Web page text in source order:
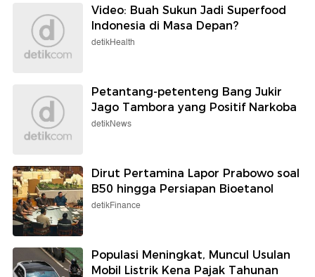
Video: Buah Sukun Jadi Superfood
Indonesia di Masa Depan?
detikHealth
Petantang-petenteng Bang Jukir
Jago Tambora yang Positif Narkoba
detikNews
Dirut Pertamina Lapor Prabowo soal
B50 hingga Persiapan Bioetanol
detikFinance
Populasi Meningkat, Muncul Usulan
Mobil Listrik Kena Pajak Tahunan